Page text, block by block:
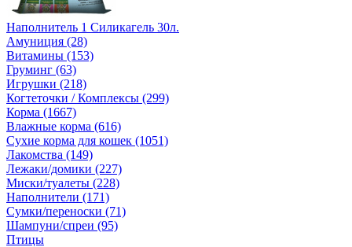
Наполнитель 1 Силикагель 30л.
Амуниция (28)
Витамины (153)
Груминг (63)
Игрушки (218)
Когтеточки / Комплексы (299)
Корма (1667)
Влажные корма (616)
Сухие корма для кошек (1051)
Лакомства (149)
Лежаки/домики (227)
Миски/туалеты (228)
Наполнители (171)
Сумки/переноски (71)
Шампуни/спреи (95)
Птицы